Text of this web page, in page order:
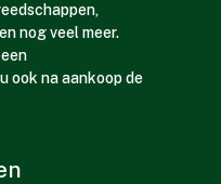
nog veel meer.
ook na aankoop de